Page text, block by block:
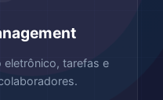
eletrônico, tarefas e